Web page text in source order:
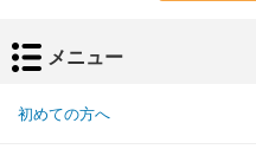
メニュー
初めての方へ